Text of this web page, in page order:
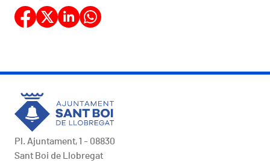
Pl. Ajuntament, 1 - 08830
Sant Boi de Llobregat